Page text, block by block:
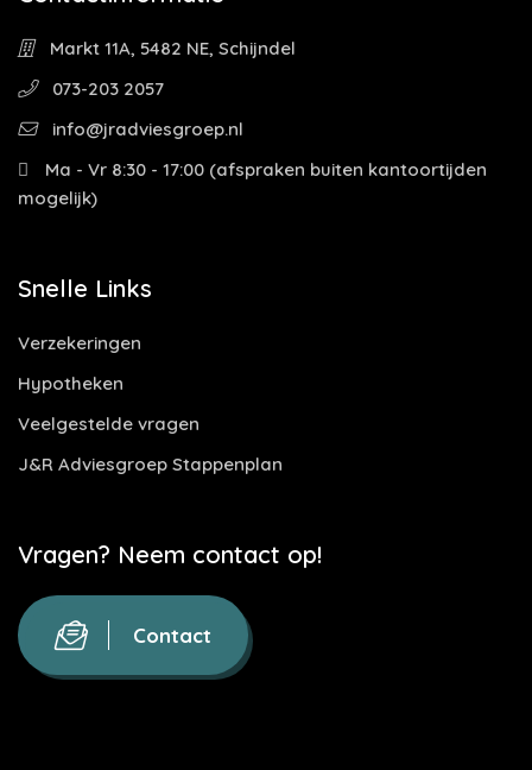
Markt 11A, 5482 NE, Schijndel
073-203 2057
info@jradviesgroep.nl
Ma - Vr 8:30 - 17:00 (afspraken buiten kantoortijden
mogelijk)
Snelle Links
Verzekeringen
Hypotheken
Veelgestelde vragen
J&R Adviesgroep Stappenplan
Vragen? Neem contact op!
Contact